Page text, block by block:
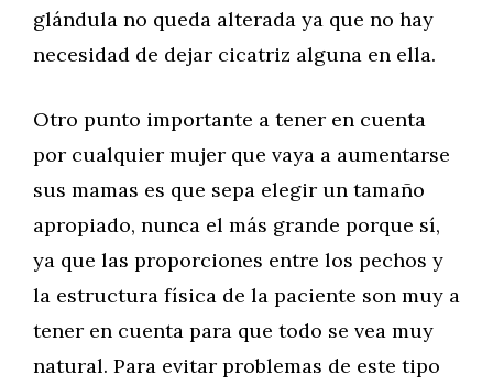
glándula no queda alterada ya que no hay
necesidad de dejar cicatriz alguna en ella.
Otro punto importante a tener en cuenta
por cualquier mujer que vaya a aumentarse
sus mamas es que sepa elegir un tamaño
apropiado, nunca el más grande porque sí,
ya que las proporciones entre los pechos y
la estructura física de la paciente son muy a
tener en cuenta para que todo se vea muy
natural. Para evitar problemas de este tipo